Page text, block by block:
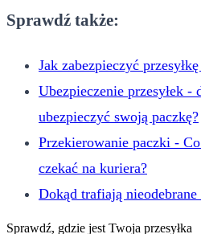
Sprawdź także:
Jak zabezpieczyć
Ubezpieczenie przesyłek -
ubezpieczyć swoją paczkę?
Przekierowanie paczki -
czekać na kuriera?
Dokąd trafiają nieodebrane
Sprawdź, gdzie jest Twoja przesyłka